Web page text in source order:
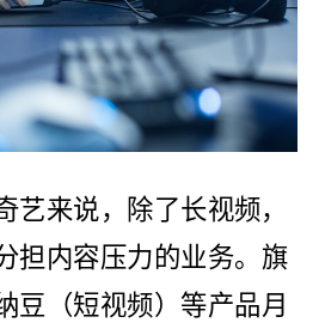
艺来说，除了长视频，
担内容压力的业务。旗
豆（短视频）等产品月